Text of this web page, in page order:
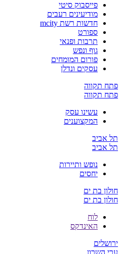
פייסבוק סיטי
מודיעינים רעבים
חדשות רשת mcity
ספורט
תרבות ופנאי
גוף ונפש
פורום המומחים
עסקים ונדלן
פתח תקווה
פתח תקווה
עשינו עסק
המקצוענים
תל אביב
תל אביב
נופש ותיירות
יחסים
חולון בת ים
חולון בת ים
לוח
האינדקס
ירושלים
ערי השרון